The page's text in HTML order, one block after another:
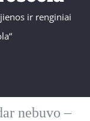
ir renginiai
nebuvo –